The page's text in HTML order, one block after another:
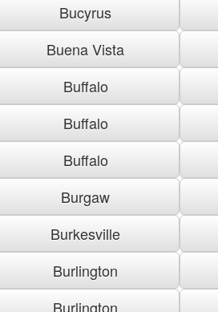
Bucyrus
Buena Vista
Buffalo
Buffalo
Buffalo
Burgaw
Burkesville
Burlington
Burlington